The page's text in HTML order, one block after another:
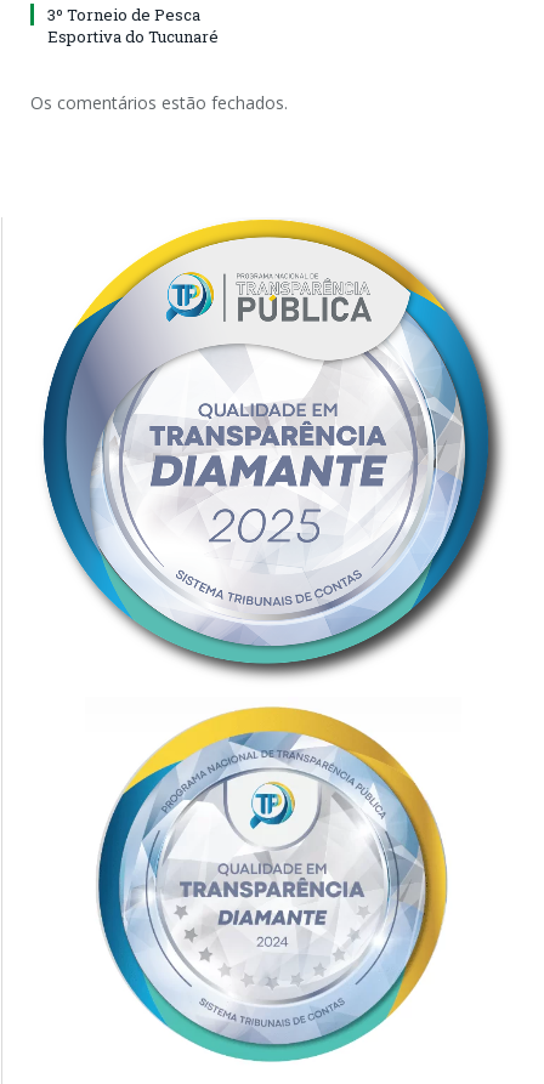
3º Torneio de Pesca
Esportiva do Tucunaré
Os comentários estão fechados.